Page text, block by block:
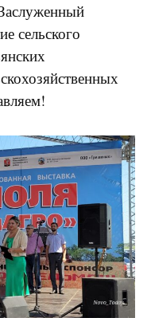
сельского